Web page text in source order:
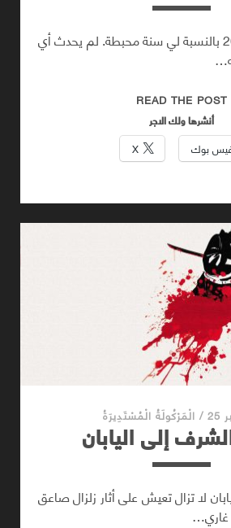
لقد كانت سنة 2017 بالنسبة لي سنة محبطة. لم يحدث أي
READ THE POST
أنشرها ولك الاجر
بوك X
/ الْمَرْكُولَةُ الْمُسْتَدِيرَةُ
إلى اليابان
هو 1995، اليابان لا تزال تعيش على أثار زلزال صاعق
غاري…